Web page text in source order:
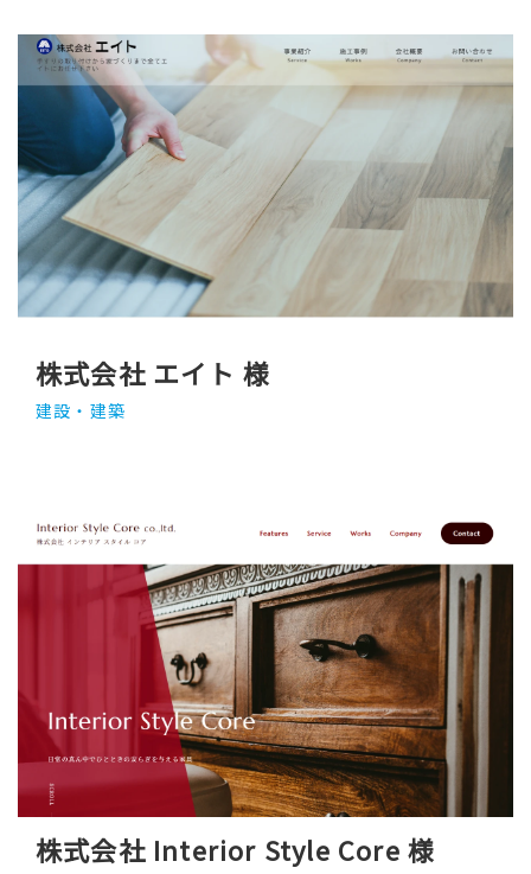
株式会社 エイト 様
建設・建築
株式会社 Interior Style Core 様